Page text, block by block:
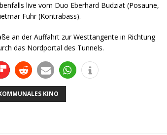
live vom Duo Eberhard Budziat (Posaune,
Fuhr (Kontrabass).
an der Auffahrt zur Westtangente in Richtung
das Nordportal des Tunnels.
KINO